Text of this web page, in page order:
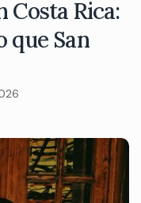
Costa Rica:
que San